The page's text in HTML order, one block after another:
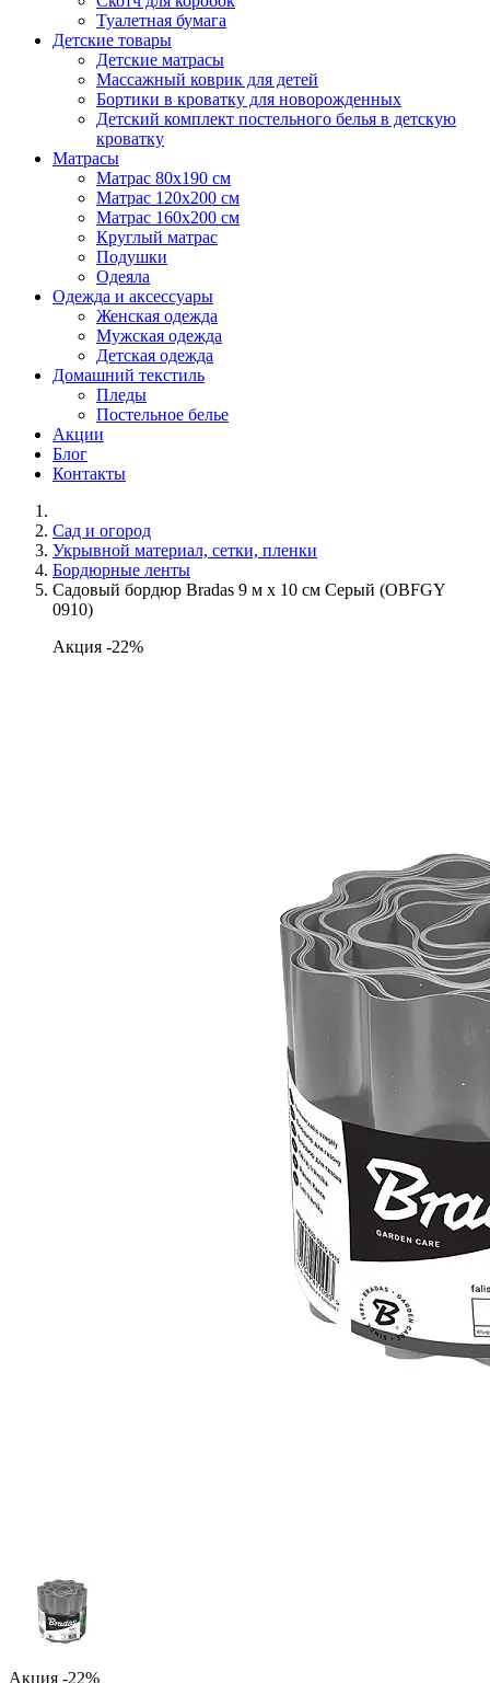
Туалетная бумага
Детские товары
Детские матрасы
Массажный коврик для детей
Бортики в кроватку для новорожденных
Детский комплект постельного белья в детскую
кроватку
Матрасы
Матрас 80х190 см
Матраc 120х200 см
Матрас 160х200 см
Круглый матрас
Подушки
Одеяла
Одежда и аксессуары
Женская одежда
Мужская одежда
Детская одежда
Домашний текстиль
Пледы
Постельное белье
Акции
Блог
Контакты
Сад и огород
Укрывной материал, сетки, пленки
Бордюрные ленты
Садовый бордюр Bradas 9 м х 10 см Серый (OBFGY
0910)
Акция -22%
Акция -22%